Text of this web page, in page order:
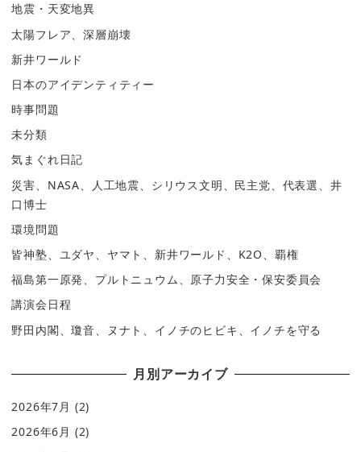
地震・天変地異
太陽フレア、深層崩壊
新井ワールド
日本のアイデンティティー
時事問題
未分類
気まぐれ日記
災害、NASA、人工地震、シリウス文明、民主党、代表選、井
口博士
環境問題
皆神塾、ユダヤ、ヤマト、新井ワールド、K2O、覇権
福島第一原発、プルトニュウム、原子力安全・保安委員会
講演会日程
野田内閣、瓊音、ヌナト、イノチのヒビキ、イノチを守る
月別アーカイブ
2026年7月 (2)
2026年6月 (2)